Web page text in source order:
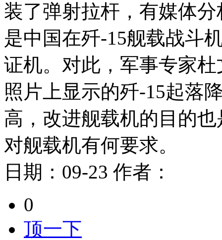
装了弹射拉杆，有媒体
是中国在歼-15舰载战斗
证机。对此，军事专家
照片上显示的歼-15起落
高，改进舰载机的目的
对舰载机有何要求。
日期： 09-23 作者：
0
顶一下